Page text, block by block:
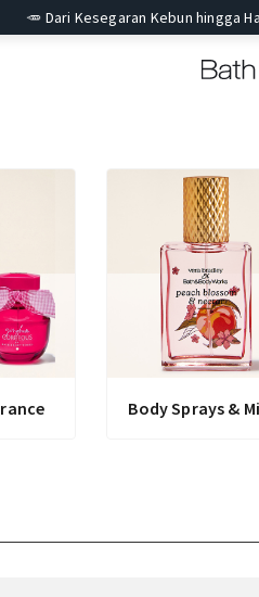
🥕 Dari Kesegaran Kebun hingga
Body Sprays &